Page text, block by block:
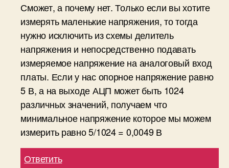
Сможет, а почему нет. Только если вы хотите
измерять маленькие напряжения, то тогда
нужно исключить из схемы делитель
напряжения и непосредственно подавать
измеряемое напряжение на аналоговый вход
платы. Если у нас опорное напряжение равно
5 В, а на выходе АЦП может быть 1024
различных значений, получаем что
минимальное напряжение которое мы можем
измерить равно 5/1024 = 0,0049 В
Ответить